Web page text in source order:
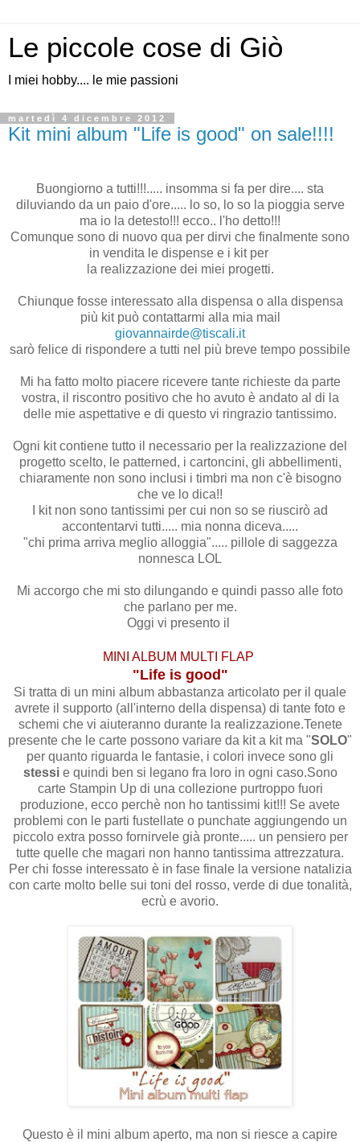
Le piccole cose di Giò
I miei hobby.... le mie passioni
martedì 4 dicembre 2012
Kit mini album "Life is good" on sale!!!!
Buongiorno a tutti!!!..... insomma si fa per dire.... sta
diluviando da un paio d'ore..... lo so, lo so la pioggia serve
ma io la detesto!!! ecco.. l'ho detto!!!
Comunque sono di nuovo qua per dirvi che finalmente sono
in vendita le dispense e i kit per
la realizzazione dei miei progetti.
Chiunque fosse interessato alla dispensa o alla dispensa
più kit può contattarmi alla mia mail
giovannairde@tiscali.it
sarò felice di rispondere a tutti nel più breve tempo possibile
Mi ha fatto molto piacere ricevere tante richieste da parte
vostra, il riscontro positivo che ho avuto è andato al di la
delle mie aspettative e di questo vi ringrazio tantissimo.
Ogni kit contiene tutto il necessario per la realizzazione del
progetto scelto, le patterned, i cartoncini, gli abbellimenti,
chiaramente non sono inclusi i timbri ma non c'è bisogno
che ve lo dica!!
I kit non sono tantissimi per cui non so se riuscirò ad
accontentarvi tutti..... mia nonna diceva.....
"chi prima arriva meglio alloggia"..... pillole di saggezza
nonnesca LOL
Mi accorgo che mi sto dilungando e quindi passo alle foto
che parlano per me.
Oggi vi presento il
MINI ALBUM MULTI FLAP
"Life is good"
Si tratta di un mini album abbastanza articolato per il quale
avrete il supporto (all'interno della dispensa) di tante foto e
schemi che vi aiuteranno durante la realizzazione.Tenete
presente che le carte possono variare da kit a kit ma "SOLO"
per quanto riguarda le fantasie, i colori invece sono gli
stessi e quindi ben si legano fra loro in ogni caso.Sono
carte Stampin Up di una collezione purtroppo fuori
produzione, ecco perchè non ho tantissimi kit!!! Se avete
problemi con le parti fustellate o punchate aggiungendo un
piccolo extra posso fornirvele già pronte..... un pensiero per
tutte quelle che magari non hanno tantissima attrezzatura.
Per chi fosse interessato è in fase finale la versione natalizia
con carte molto belle sui toni del rosso, verde di due tonalità,
ecrù e avorio.
Questo è il mini album aperto, ma non si riesce a capire